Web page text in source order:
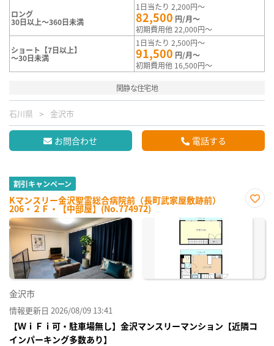
ロング
30日以上～360日未満
1日当たり 2,200円～
82,500 円/月～
初期費用他 22,000円～
ショート【7日以上】
～30日未満
1日当たり 2,500円～
91,500 円/月～
初期費用他 16,500円～
閑静な住宅地
石川県 金沢市
お問合わせ 電話する
割引キャンペーン
Kマンスリー金沢聖霊総合病院前（長町武家屋敷跡前）
206・２Ｆ・【中部屋】(No.774972)
に入
金沢市
情報更新日 2026/08/09 13:41
【ＷｉＦｉ可・駐車場無し】金沢マンスリーマンション【近隣コ
インパーキング多数あり】